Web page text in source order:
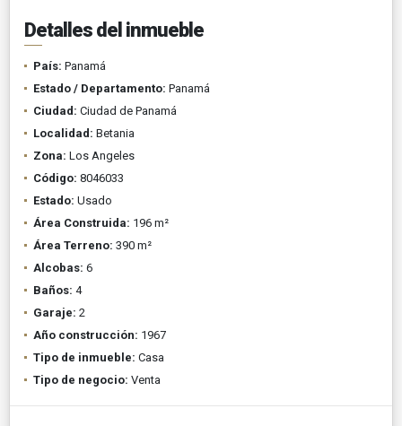
Detalles del inmueble
País: Panamá
Estado / Departamento: Panamá
Ciudad: Ciudad de Panamá
Localidad: Betania
Zona: Los Angeles
Código: 8046033
Estado: Usado
Área Construida: 196 m²
Área Terreno: 390 m²
Alcobas: 6
Baños: 4
Garaje: 2
Año construcción: 1967
Tipo de inmueble: Casa
Tipo de negocio: Venta